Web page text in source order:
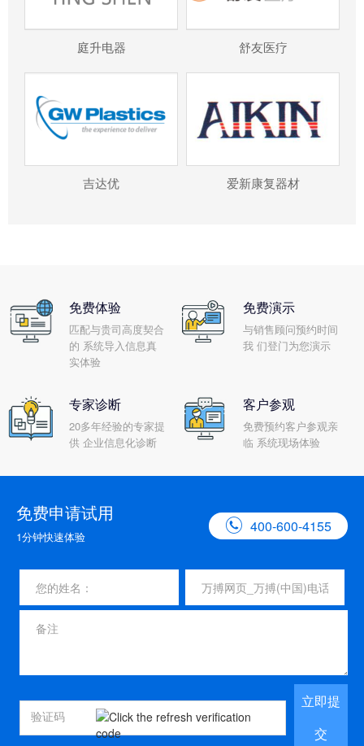
庭升电器 舒友医疗
吉达优 爱新康复器材
免费体验
匹配与贵司高度契合
的 系统导入信息真
实体验
免费演示
与销售顾问预约时间
我 们登门为您演示
专家诊断
20多年经验的专家提
供 企业信息化诊断
客户参观
免费预约客户参观亲
临 系统现场体验
免费申请试用
1分钟快速体验
 400-600-4155
立即提
交